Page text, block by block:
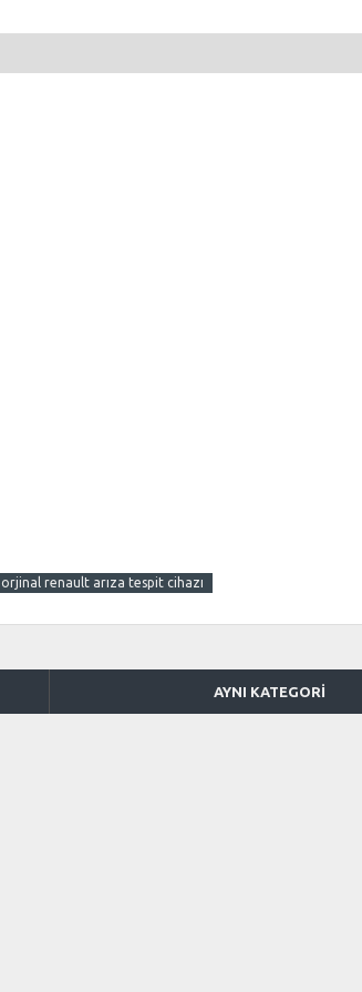
orjinal renault arıza tespit cihazı
AYNI KATEGORI